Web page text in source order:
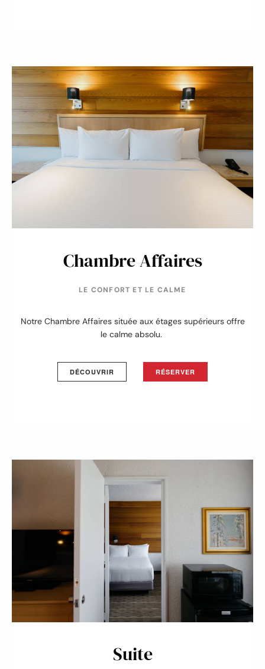
Chambre Affaires
LE CONFORT ET LE CALME
Notre Chambre Affaires située aux étages supérieurs offre
le calme absolu.
DÉCOUVRIR RÉSERVER
Suite